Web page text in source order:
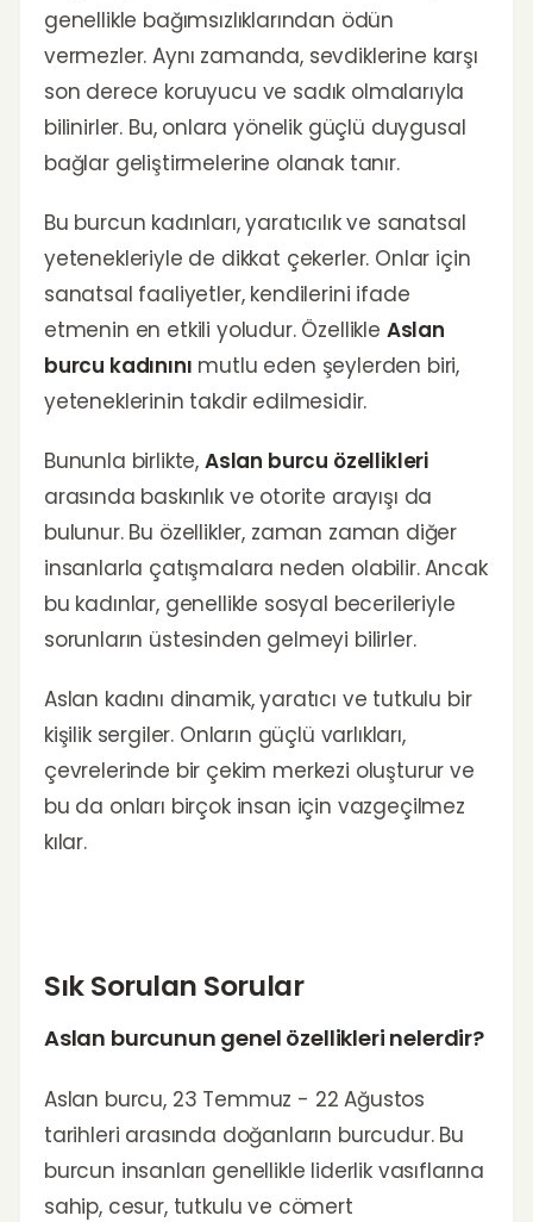
genellikle bağımsızlıklarından ödün
vermezler. Aynı zamanda, sevdiklerine karşı
son derece koruyucu ve sadık olmalarıyla
bilinirler. Bu, onlara yönelik güçlü duygusal
bağlar geliştirmelerine olanak tanır.
Bu burcun kadınları, yaratıcılık ve sanatsal
yetenekleriyle de dikkat çekerler. Onlar için
sanatsal faaliyetler, kendilerini ifade
etmenin en etkili yoludur. Özellikle Aslan
burcu kadınını mutlu eden şeylerden biri,
yeteneklerinin takdir edilmesidir.
Bununla birlikte, Aslan burcu özellikleri
arasında baskınlık ve otorite arayışı da
bulunur. Bu özellikler, zaman zaman diğer
insanlarla çatışmalara neden olabilir. Ancak
bu kadınlar, genellikle sosyal becerileriyle
sorunların üstesinden gelmeyi bilirler.
Aslan kadını dinamik, yaratıcı ve tutkulu bir
kişilik sergiler. Onların güçlü varlıkları,
çevrelerinde bir çekim merkezi oluşturur ve
bu da onları birçok insan için vazgeçilmez
kılar.
Sık Sorulan Sorular
Aslan burcunun genel özellikleri nelerdir?
Aslan burcu, 23 Temmuz - 22 Ağustos
tarihleri arasında doğanların burcudur. Bu
burcun insanları genellikle liderlik vasıflarına
sahip, cesur, tutkulu ve cömert